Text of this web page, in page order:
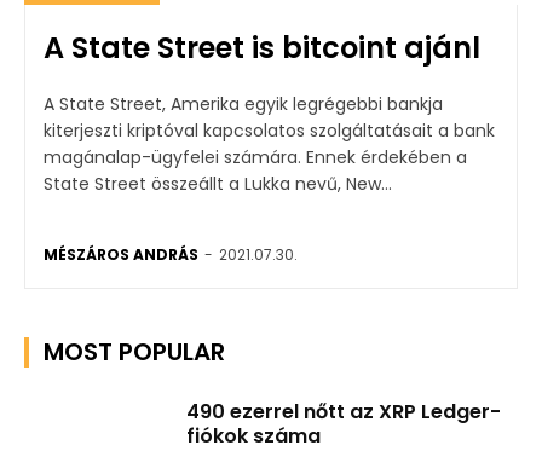
A State Street is bitcoint ajánl
A State Street, Amerika egyik legrégebbi bankja
kiterjeszti kriptóval kapcsolatos szolgáltatásait a bank
magánalap-ügyfelei számára. Ennek érdekében a
State Street összeállt a Lukka nevű, New...
MÉSZÁROS ANDRÁS - 2021.07.30.
MOST POPULAR
490 ezerrel nőtt az XRP Ledger-
fiókok száma